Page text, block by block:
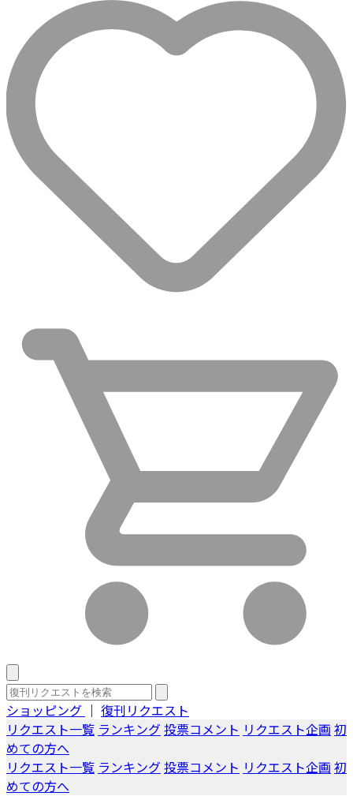
ショッピング ｜ 復刊リクエスト
リクエスト一覧 ランキング投票コメント リクエスト企画 初
めての方へ
リクエスト一覧 ランキング投票コメント リクエスト企画 初
めての方へ